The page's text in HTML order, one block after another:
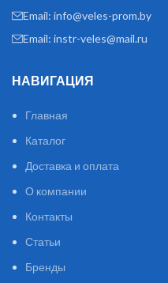
Email: info@veles-prom.by
Email: instr-veles@mail.ru
НАВИГАЦИЯ
Главная
Каталог
Доставка и оплата
О компании
Контакты
Статьи
Бренды